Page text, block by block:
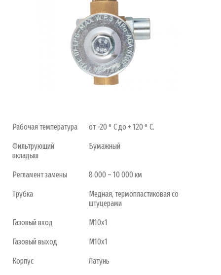
Рабочая температура от -20 ° C до + 120 ° C.
Фильтрующий
вкладыш
Бумажный
Регламент замены 8 000 – 10 000 км
Трубка
Медная, термопластиковая со
штуцерами
Газовый вход М10х1
Газовый выход М10х1
Корпус Латунь